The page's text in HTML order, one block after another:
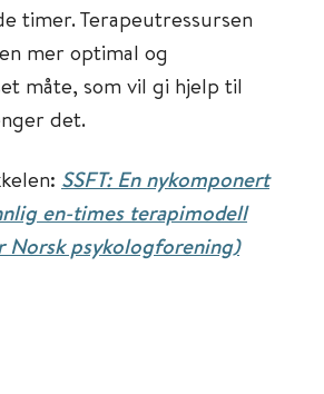
timer. Terapeutressursen
mer optimal og
måte, som vil gi hjelp til
det.
SSFT: En nykomponert
en-times terapimodell
Norsk psykologforening)